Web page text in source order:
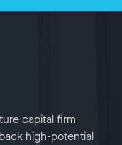
capital firm
high-potential